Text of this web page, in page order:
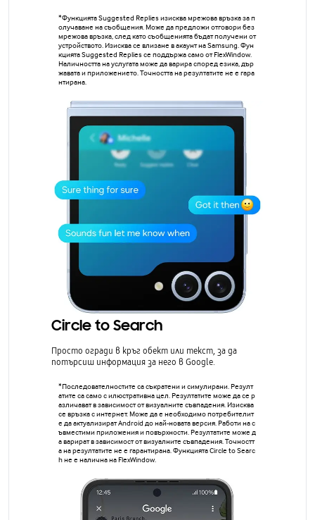
*Функцията Suggested Replies изисква мрежова връзка за п
олучаване на съобщения. Може да предложи отговори без
мрежова връзка, след като съобщенията бъдат получени от
устройството. Изисква се влизане в акаунт на Samsung. Фун
кцията Suggested Replies се поддържа само от FlexWindow.
Наличността на услугата може да варира според езика, дър
жавата и приложението. Точността на резултатите не е гара
нтирана.
Circle to Search
Просто огради в кръг обект или текст, за да
потърсиш информация за него в Google.
*Последователностите са съкратени и симулирани. Резулт
атите са само с илюстративна цел. Резултатите може да се р
азличават в зависимост от визуалните съвпадения. Изисква
се връзка с интернет. Може да е необходимо потребителит
е да актуализират Android до най-новата версия. Работи на с
ъвместими приложения и повърхности. Резултатите може д
а варират в зависимост от визуалните съвпадения. Точностт
а на резултатите не е гарантирана. Функцията Circle to Searc
h не е налична на FlexWindow.